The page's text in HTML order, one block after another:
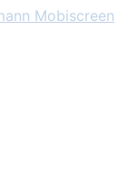
Mobiscreen